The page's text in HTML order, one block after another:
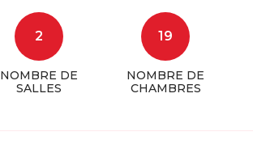
2
NOMBRE DE
SALLES
19
NOMBRE DE
CHAMBRES